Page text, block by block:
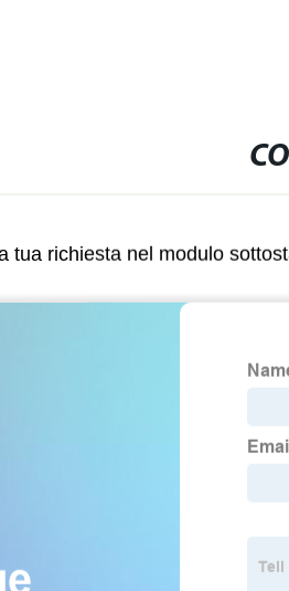
tua richiesta nel modulo